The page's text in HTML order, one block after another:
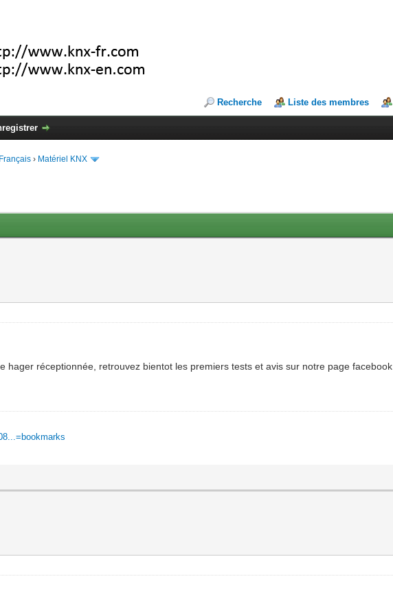
Recherche Liste des membres
Français › Matériel KNX
hager réceptionnée, retrouvez bientot les premiers tests et avis sur notre page facebook